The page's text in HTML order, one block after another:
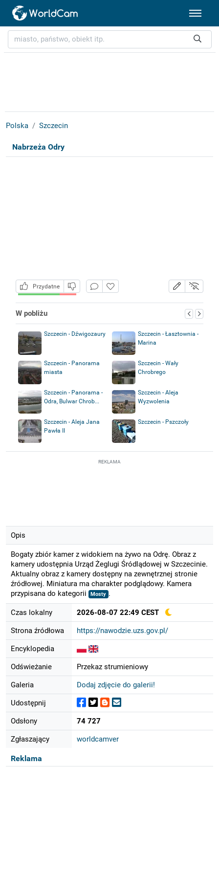
Polska Szczecin
Nabrzeża Odry
Przydatne
W pobliżu
Szczecin - Dźwigozaury
Szczecin - Łasztownia -
Marina
Szczecin - Panorama
miasta
Szczecin - Wały
Chrobrego
Szczecin - Panorama -
Odra, Bulwar Chrob...
Szczecin - Aleja
Wyzwolenia
Szczecin - Aleja Jana
Pawła II
Szczecin - Pszczoły
REKLAMA
Opis
Bogaty zbiór kamer z widokiem na żywo na Odrę. Obraz z
kamery udostępnia Urząd Żeglugi Śródlądowej w Szczecinie.
Aktualny obraz z kamery dostępny na zewnętrznej stronie
źródłowej. Miniatura ma charakter podglądowy. Kamera
przypisana do kategorii
Mosty .
Czas lokalny 2026-08-07 22:49 CEST
Strona źródłowa https://nawodzie.uzs.gov.pl/
Encyklopedia
Odświeżanie Przekaz strumieniowy
Galeria Dodaj zdjęcie do galerii!
Udostępnij
Odsłony 74 727
Zgłaszający worldcamver
Reklama